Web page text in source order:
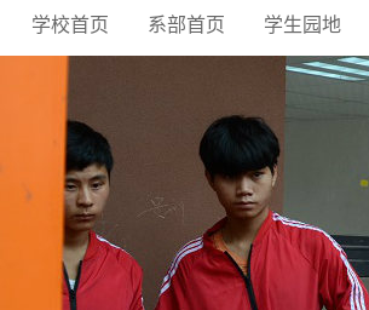
学校首页 系部首页 学生园地